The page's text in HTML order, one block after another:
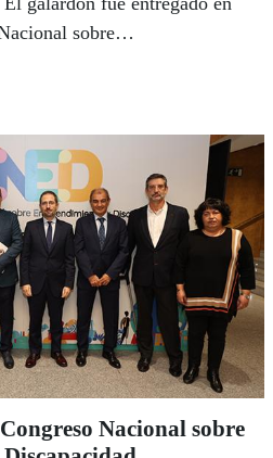
sobre
la Asociación de
(ASEMDIS).
Nacional sobre